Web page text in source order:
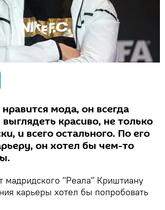
мода, он всегда
красиво, не только
и всего остального. По его
он хотел бы чем-то
мадридского "Реала" Криштиану
карьеры хотел бы попробовать